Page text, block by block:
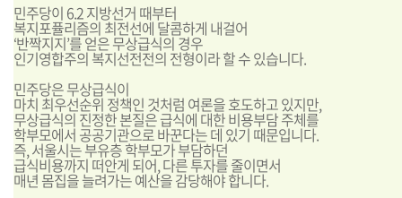
민주당이 6.2 지방선거 때부터
복지포퓰리즘의 최전선에 달콤하게 내걸어
‘반짝지지’를 얻은 무상급식의 경우
인기영합주의 복지선전전의 전형이라 할 수 있습니다.
민주당은 무상급식이
마치 최우선순위 정책인 것처럼 여론을 호도하고 있지만,
무상급식의 진정한 본질은 급식에 대한 비용부담 주체를
학부모에서 공공기관으로 바꾼다는 데 있기 때문입니다.
즉, 서울시는 부유층 학부모가 부담하던
급식비용까지 떠안게 되어, 다른 투자를 줄이면서
매년 몸집을 늘려가는 예산을 감당해야 합니다.